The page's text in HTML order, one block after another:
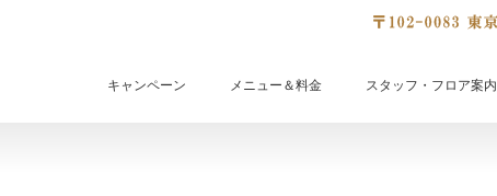
キャンペーン メニュー＆料金 スタッフ・フロア案内